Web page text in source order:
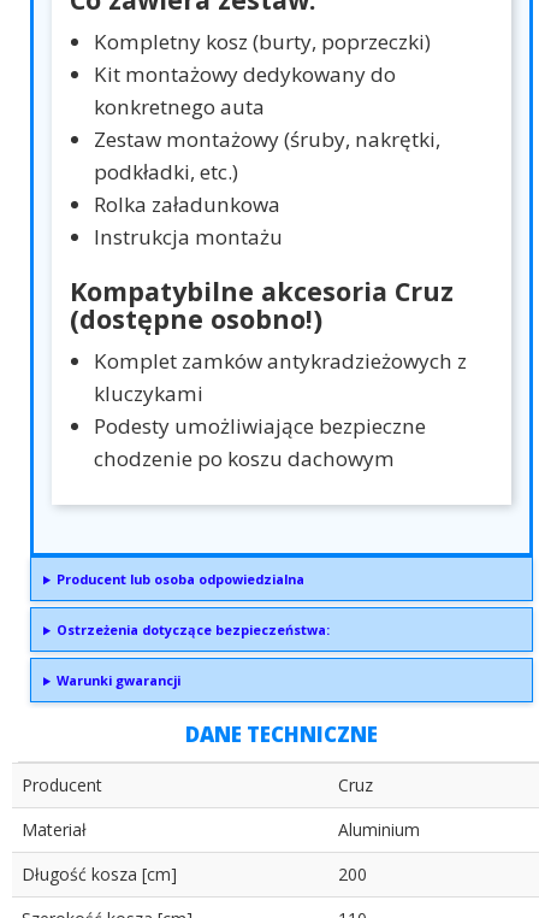
Kompletny kosz (burty, poprzeczki)
Kit montażowy dedykowany do
konkretnego auta
Zestaw montażowy (śruby, nakrętki,
podkładki, etc.)
Rolka załadunkowa
Instrukcja montażu
Kompatybilne akcesoria Cruz
(dostępne osobno!)
Komplet zamków antykradzieżowych z
kluczykami
Podesty umożliwiające bezpieczne
chodzenie po koszu dachowym
Producent lub osoba odpowiedzialna
Ostrzeżenia dotyczące bezpieczeństwa:
Warunki gwarancji
DANE TECHNICZNE
Producent
Cruz
Materiał
Aluminium
Długość kosza [cm]
200